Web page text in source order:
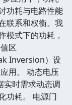
功耗与电路性能
联系和权衡。我
模式下的功耗，
区
Inversion）设
用。 动态电压
实时需求动态调
功耗。 电源门